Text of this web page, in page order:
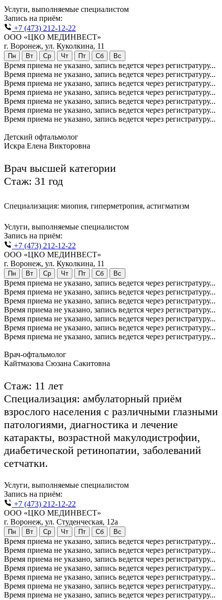
Услуги, выполняемые специалистом
Запись на приём:
+7 (473) 212-12-22
ООО «ЦКО МЕДИНВЕСТ»
г. Воронеж, ул. Куколкина, 11
Пн Вт Ср Чт Пт Сб Вс
Время приема не указано, запись ведется через регистратуру...
Время приема не указано, запись ведется через регистратуру...
Время приема не указано, запись ведется через регистратуру...
Время приема не указано, запись ведется через регистратуру...
Время приема не указано, запись ведется через регистратуру...
Время приема не указано, запись ведется через регистратуру...
Время приема не указано, запись ведется через регистратуру...
Детский офтальмолог
Искра Елена Викторовна
Врач высшей категории
Стаж: 31 год
Специализация: миопия, гиперметропия, астигматизм
Услуги, выполняемые специалистом
Запись на приём:
+7 (473) 212-12-22
ООО «ЦКО МЕДИНВЕСТ»
г. Воронеж, ул. Куколкина, 11
Пн Вт Ср Чт Пт Сб Вс
Время приема не указано, запись ведется через регистратуру...
Время приема не указано, запись ведется через регистратуру...
Время приема не указано, запись ведется через регистратуру...
Время приема не указано, запись ведется через регистратуру...
Время приема не указано, запись ведется через регистратуру...
Время приема не указано, запись ведется через регистратуру...
Время приема не указано, запись ведется через регистратуру...
Врач-офтальмолог
Кайтмазова Сюзана Сакитовна
Стаж: 11 лет
Специализация: амбулаторный приём
взрослого населения с различными глазными
патологиями, диагностика и лечение
катаракты, возрастной макулодистрофии,
диабетической ретинопатии, заболеваний
сетчатки.
Услуги, выполняемые специалистом
Запись на приём:
+7 (473) 212-12-22
ООО «ЦКО МЕДИНВЕСТ»
г. Воронеж, ул. Студенческая, 12а
Пн Вт Ср Чт Пт Сб Вс
Время приема не указано, запись ведется через регистратуру...
Время приема не указано, запись ведется через регистратуру...
Время приема не указано, запись ведется через регистратуру...
Время приема не указано, запись ведется через регистратуру...
Время приема не указано, запись ведется через регистратуру...
Время приема не указано, запись ведется через регистратуру...
Время приема не указано, запись ведется через регистратуру...